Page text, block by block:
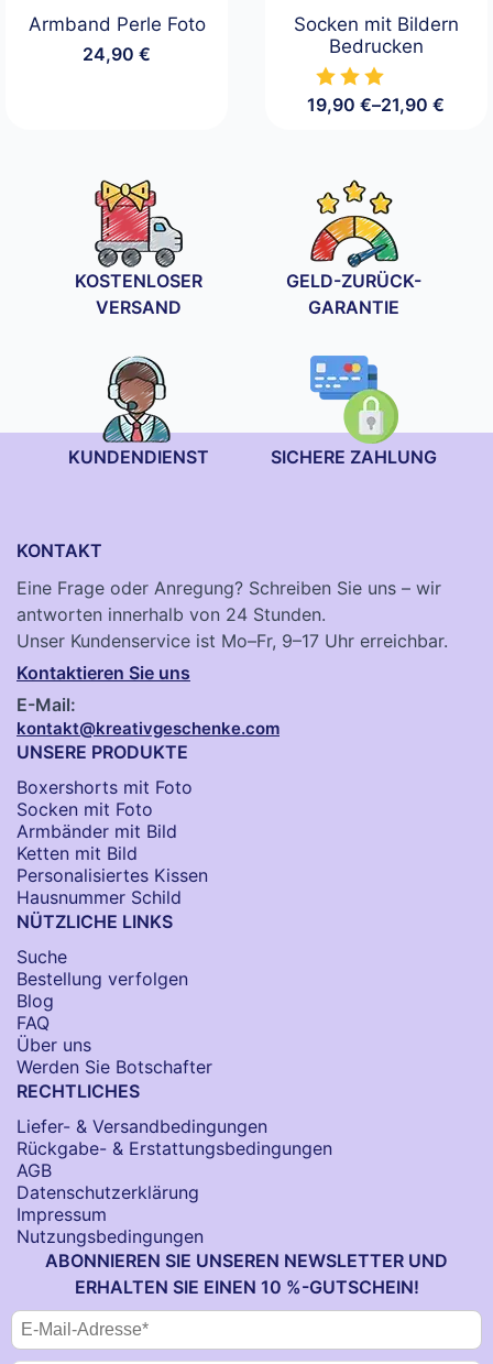
Armband Perle Foto
24,90€
Socken mit Bildern
Bedrucken
19,90€–21,90€
Preisspanne:
KOSTENLOSER
VERSAND
GELD-ZURÜCK-
GARANTIE
KUNDENDIENST SICHERE ZAHLUNG
KONTAKT
Eine Frage oder Anregung? Schreiben Sie uns – wir
antworten innerhalb von 24 Stunden.
Unser Kundenservice ist Mo–Fr, 9–17 Uhr erreichbar.
Kontaktieren Sie uns
E-Mail:
kontakt@kreativgeschenke.com
UNSERE PRODUKTE
Boxershorts mit Foto
Socken​ mit Foto
Armbänder mit Bild​
Ketten mit Bild
Personalisiertes Kissen
Hausnummer Schild
NÜTZLICHE LINKS
Suche
Bestellung verfolgen
Blog
FAQ
Über uns
Werden Sie Botschafter
RECHTLICHES
Liefer- & Versandbedingungen
Rückgabe- & Erstattungsbedingungen
AGB
Datenschutzerklärung
Impressum
Nutzungsbedingungen
ABONNIEREN SIE UNSEREN NEWSLETTER UND
ERHALTEN SIE EINEN 10 %-GUTSCHEIN!